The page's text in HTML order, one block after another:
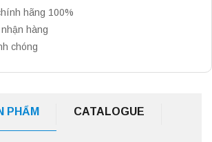
hãng 100%
hàng
chóng
PHẨM CATALOGUE